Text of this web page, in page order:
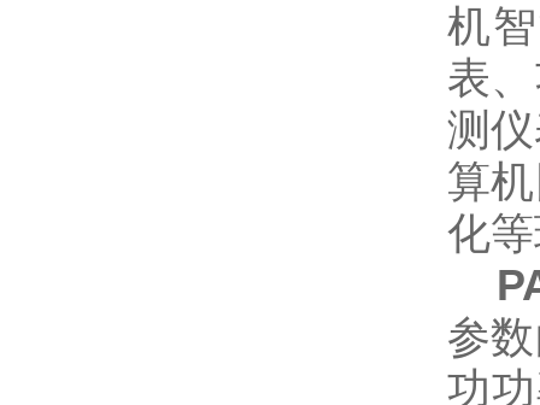
机
表
测
算
化
参
功